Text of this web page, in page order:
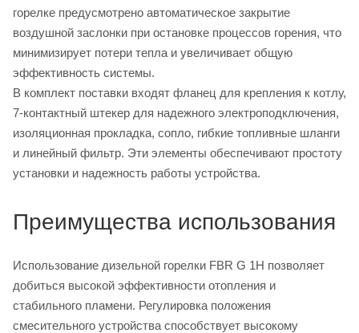
горелке предусмотрено автоматическое закрытие
воздушной заслонки при остановке процессов горения, что
минимизирует потери тепла и увеличивает общую
эффективность системы.
В комплект поставки входят фланец для крепления к котлу,
7-контактный штекер для надежного электроподключения,
изоляционная прокладка, сопло, гибкие топливные шланги
и линейный фильтр. Эти элементы обеспечивают простоту
установки и надежность работы устройства.
Преимущества использования
Использование дизельной горелки FBR G 1H позволяет
добиться высокой эффективности отопления и
стабильного пламени. Регулировка положения
смесительного устройства способствует высокому